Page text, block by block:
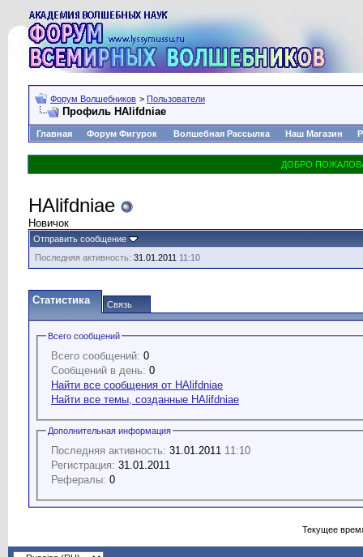
Форум Волшебников > Пользователи
Профиль HAlifdniae
Главная Форум Фигурок Волшебная Рассылка Наш Магазин
HAlifdniae
Новичок
Отправить сообщение
Последняя активность: 31.01.2011 11:10
Статистика Связь
Всего сообщений
Всего сообщений: 0
Сообщений в день: 0
Найти все сообщения от HAlifdniae
Найти все темы, созданные HAlifdniae
Дополнительная информация
Последняя активность: 31.01.2011 11:10
Регистрация: 31.01.2011
Рефералы: 0
Текущее